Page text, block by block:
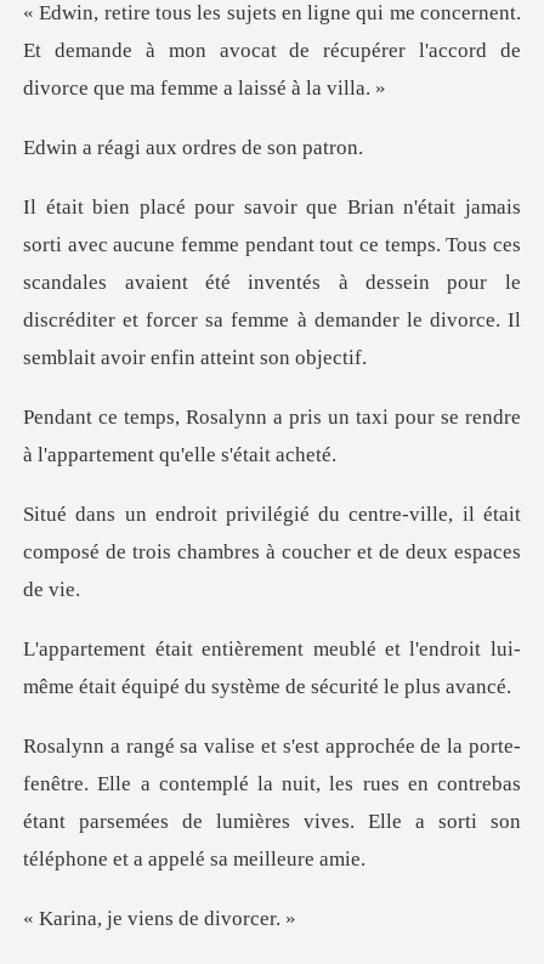
ncernent.
Et demande à mon avocat de récupérer l'a
aux ordres d
t tout ce temps. Tous ces
scandales avaient été inventés à dessein pour le
discréditer
s un taxi pour se rendre
à l'app
re-ville, il était
composé de trois cham
é et l'endroit lui-
même était équipé
le a contemplé la nuit, les rues en contrebas
étant parsemées de lumi
e viens de